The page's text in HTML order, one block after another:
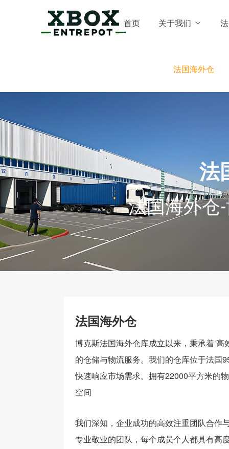
首页 关于我们
法国海外仓
法
法国海外仓
法国海外仓
博克斯法国海外仓库成立以来，秉承着‘
的仓储与物流服务。我们的仓库位于法国
快速响应市场需求。拥有22000平方米的
空间
我们深知，企业成功的高效注重团队合作
专业敬业的团队，每个成员个人都具有高